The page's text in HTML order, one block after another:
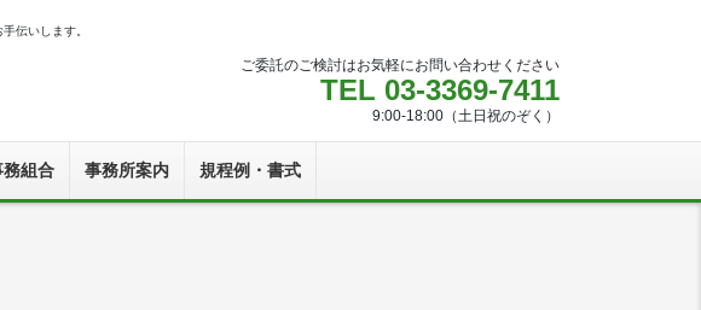
伝いします。
ご委託のご検討はお気軽にお問い合わせください
TEL 03-3369-7411
9:00-18:00（土日祝のぞく）
務組合 事務所案内 規程例・書式